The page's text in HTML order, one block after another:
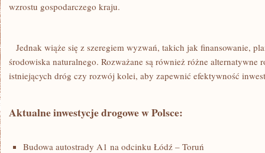
wzrostu ⁤gospodarczego kraju.
Jednak⁣ ‌wiąże się z ⁤szeregiem wyzwań, ⁤takich ​jak‍ finansowanie,
środowiska ⁢naturalnego. Rozważane są również różne ​alternatywne
istniejących⁣ dróg czy rozwój ​kolei, aby zapewnić efektywność
Aktualne inwestycje drogowe w⁣ Polsce:
Budowa‌ autostrady ⁣A1 na odcinku Łódź – Toruń